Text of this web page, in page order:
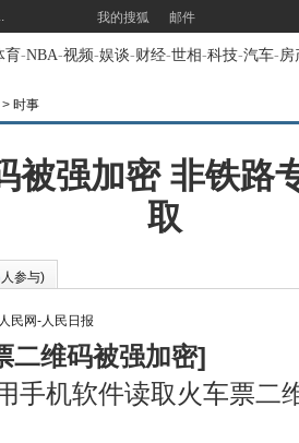
我的搜狐 邮件
育-NBA-视频-娱谈-财经-世相-科技-汽车-房
> 时事
被强加密 非铁路
取
人参与)
人民网-人民日报
二维码被强加密]
机软件读取火车票二